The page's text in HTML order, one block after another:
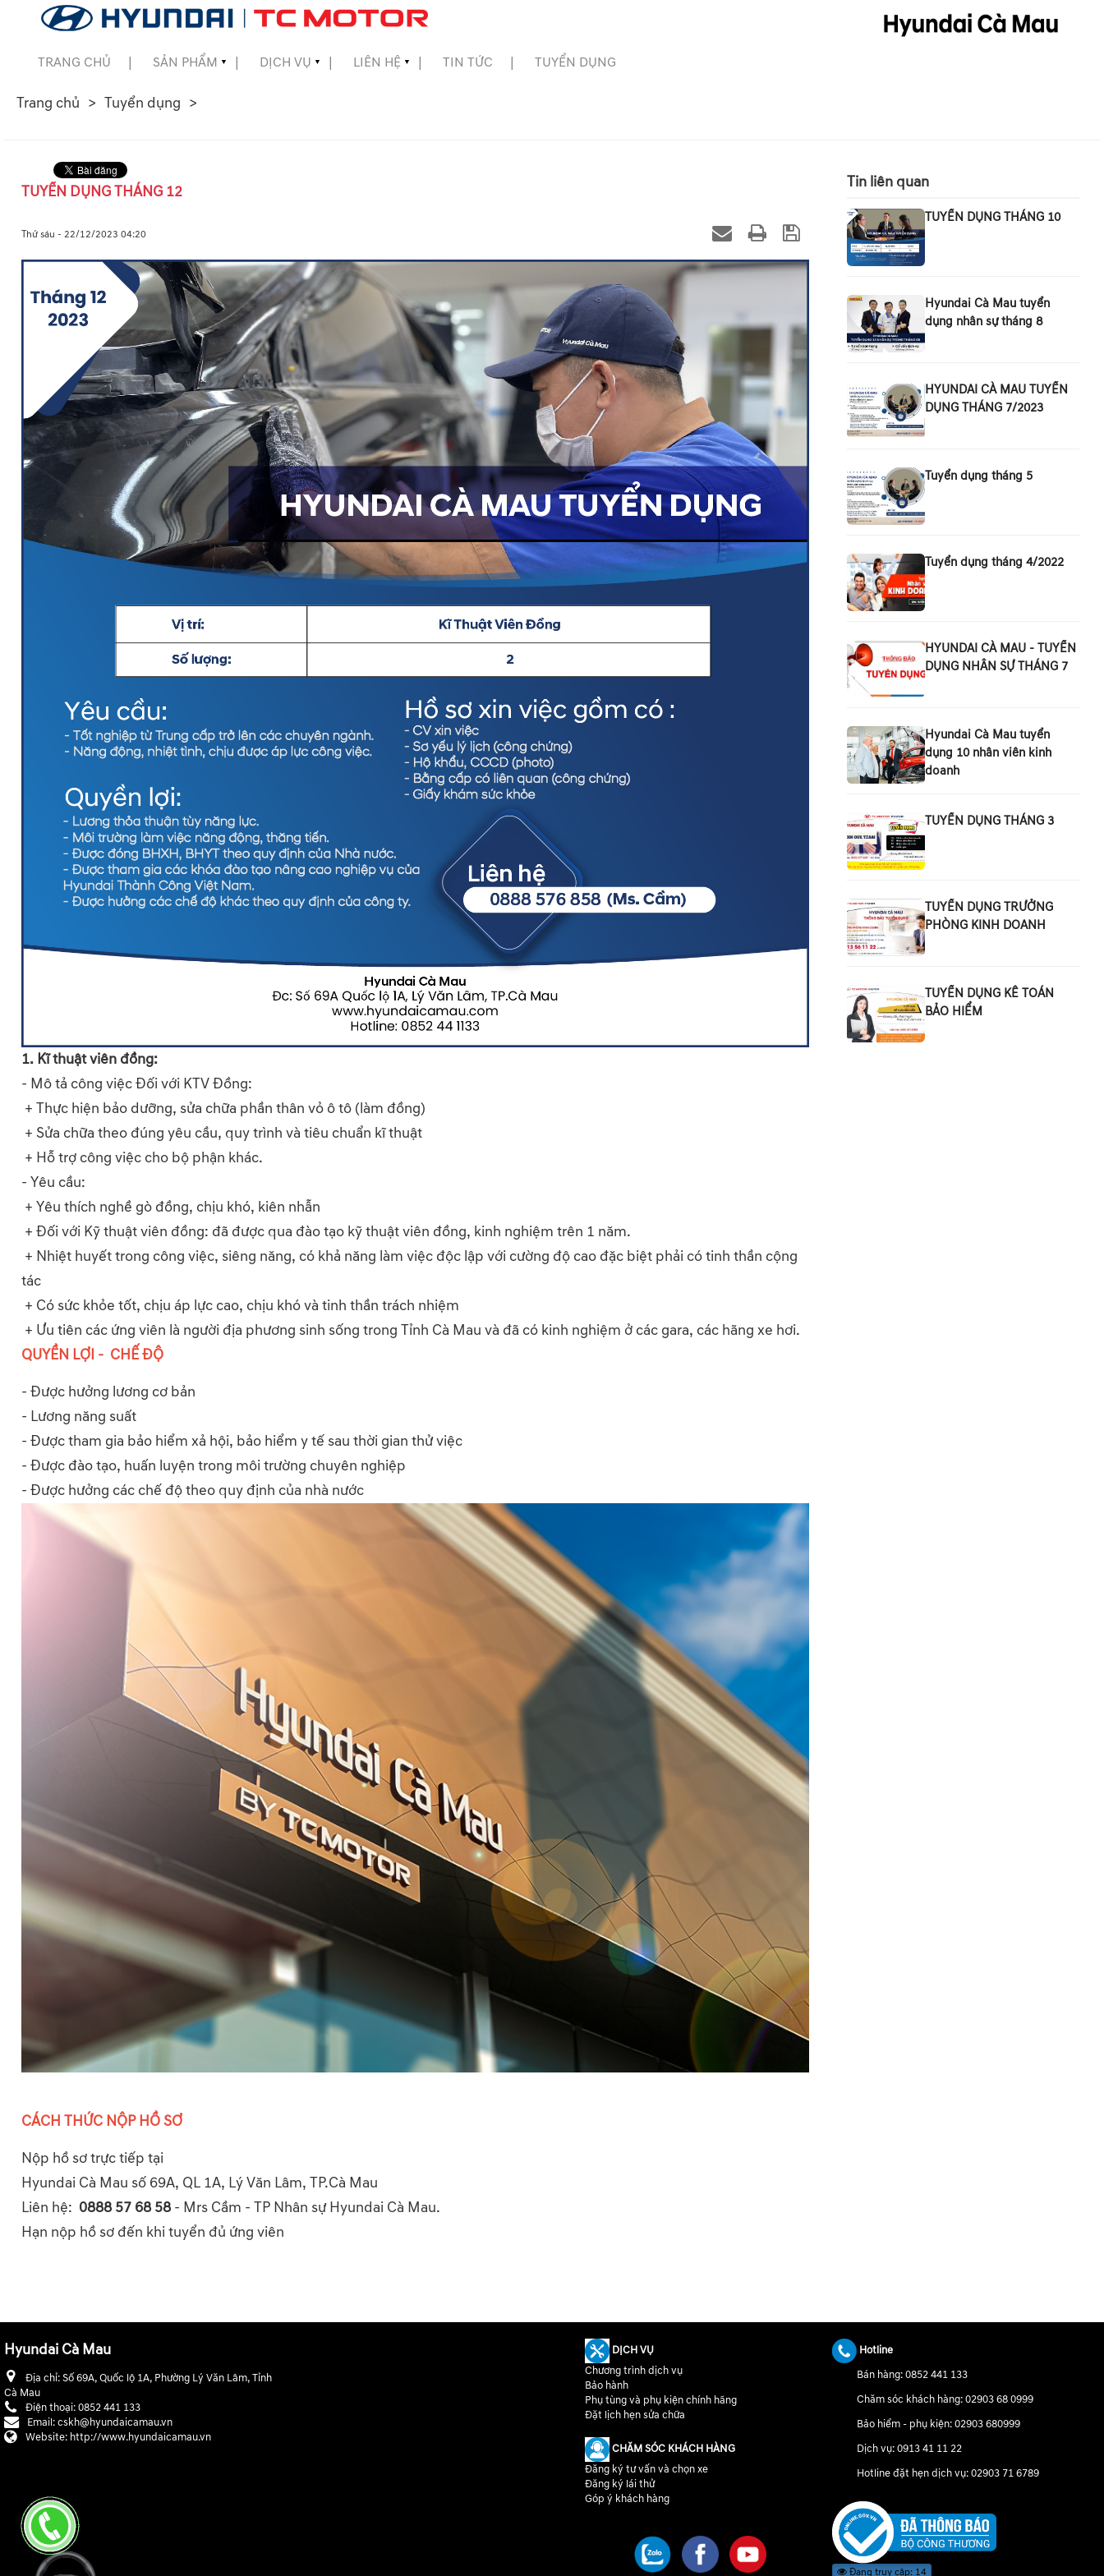
TRANG CHỦ SẢN PHẨM ▼ DỊCH VỤ ▼ LIÊN HỆ ▼ TIN TỨC TUYỂN DỤNG
Trang chủ Tuyển dụng
TUYỂN DỤNG THÁNG 12
Thứ sáu - 22/12/2023 04:20
1. Kĩ thuật viên đồng:
- Mô tả công việc Đối với KTV Đồng:
+ Thực hiện bảo dưỡng, sửa chữa phần thân vỏ ô tô (làm đồng)
+ Sửa chữa theo đúng yêu cầu, quy trình và tiêu chuẩn kĩ thuật
+ Hỗ trợ công việc cho bộ phận khác.
- Yêu cầu:
+ Yêu thích nghề gò đồng, chịu khó, kiên nhẫn
+ Đối với Kỹ thuật viên đồng: đã được qua đào tạo kỹ thuật viên đồng, kinh nghiệm trên 1 năm.
+ Nhiệt huyết trong công việc, siêng năng, có khả năng làm việc độc lập với cường độ cao đặc biệt phải có tinh thần cộng
tác
+ Có sức khỏe tốt, chịu áp lực cao, chịu khó và tinh thần trách nhiệm
+ Ưu tiên các ứng viên là người địa phương sinh sống trong Tỉnh Cà Mau và đã có kinh nghiệm ở các gara, các hãng xe hơi.
QUYỀN LỢI - CHẾ ĐỘ
- Được hưởng lương cơ bản
- Lương năng suất
- Được tham gia bảo hiểm xả hội, bảo hiểm y tế sau thời gian thử việc
- Được đào tạo, huấn luyện trong môi trường chuyên nghiệp
- Được hưởng các chế độ theo quy định của nhà nước
CÁCH THỨC NỘP HỒ SƠ
Nộp hồ sơ trực tiếp tại
Hyundai Cà Mau số 69A, QL 1A, Lý Văn Lâm, TP.Cà Mau
Liên hệ: 0888 57 68 58 - Mrs Cầm - TP Nhân sự Hyundai Cà Mau.
Hạn nộp hồ sơ đến khi tuyển đủ ứng viên
Tin liên quan
TUYỂN DỤNG THÁNG 10
Hyundai Cà Mau tuyển
dụng nhân sự tháng 8
HYUNDAI CÀ MAU TUYỂN
DỤNG THÁNG 7/2023
Tuyển dụng tháng 5
Tuyển dụng tháng 4/2022
HYUNDAI CÀ MAU - TUYỂN
DỤNG NHÂN SỰ THÁNG 7
Hyundai Cà Mau tuyển
dụng 10 nhân viên kinh
doanh
TUYỂN DỤNG THÁNG 3
TUYỂN DỤNG TRƯỞNG
PHÒNG KINH DOANH
TUYỂN DỤNG KÊ TOÁN
BẢO HIỂM
Hyundai Cà Mau
Địa chỉ:Số 69A, Quốc lộ 1A, Phường Lý Văn Lâm, Tỉnh
Cà Mau
Điện thoại:0852 441 133
Email:cskh@hyundaicamau.vn
Website: http://www.hyundaicamau.vn
DỊCH VỤ
Chương trình dịch vụ
Bảo hành
Phụ tùng và phụ kiện chính hãng
Đặt lịch hẹn sửa chữa
CHĂM SÓC KHÁCH HÀNG
Đăng ký tư vấn và chọn xe
Đăng ký lái thử
Góp ý khách hàng
Hotline
Bán hàng:0852 441 133
Chăm sóc khách hàng:02903 68 0999
Bảo hiểm - phụ kiện:02903 680999
Dịch vụ:0913 41 11 22
Hotline đặt hẹn dịch vụ:02903 71 6789
Đang truy cập: 14